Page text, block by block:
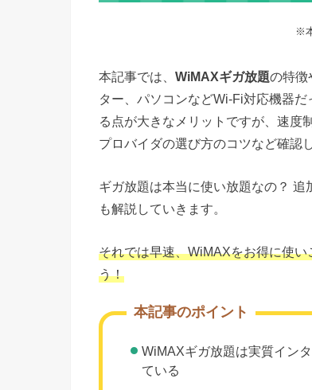
※
本記事では、 WiMAXギガ放題の特徴
ター、パソコンなどWi-Fi対応機器
る点が大きなメリットですが、速度
プロバイダの選び方のコツなど確認
ギガ放題は本当に使い放題なの？
も解説していきます。
それでは早速、WiMAXをお得に使
う！
本記事のポイント
WiMAXギガ放題は実質イン
ている